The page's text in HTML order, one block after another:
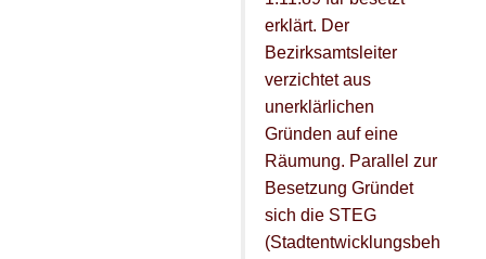
erklärt. Der
Bezirksamtsleiter
verzichtet aus
unerklärlichen
Gründen auf eine
Räumung. Parallel zur
Besetzung Gründet
sich die STEG
(Stadtentwicklungsbeh